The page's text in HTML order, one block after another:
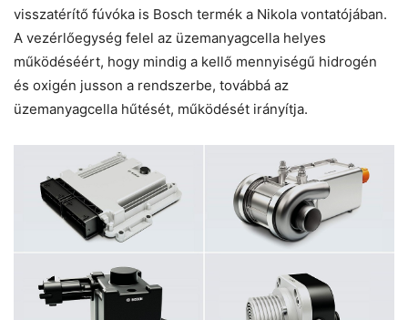
visszatérítő fúvóka is Bosch termék a Nikola vontatójában.
A vezérlőegység felel az üzemanyagcella helyes
működéséért, hogy mindig a kellő mennyiségű hidrogén
és oxigén jusson a rendszerbe, továbbá az
üzemanyagcella hűtését, működését irányítja.